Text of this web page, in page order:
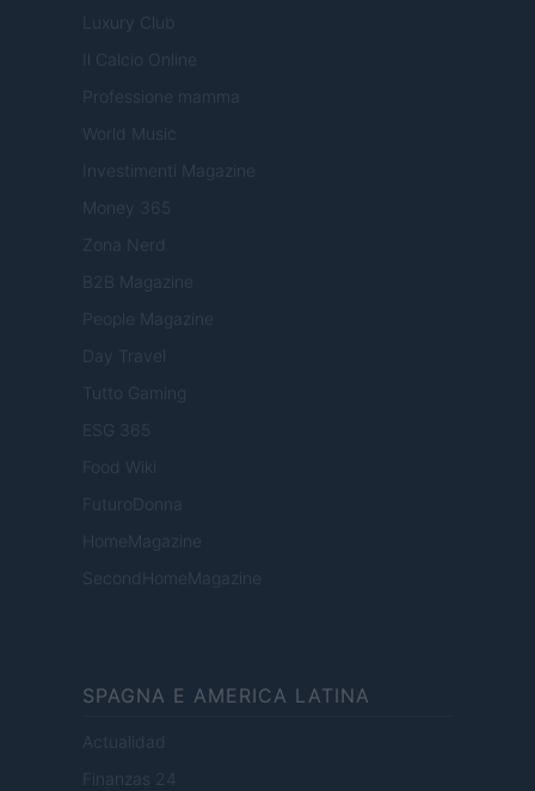
Luxury Club
Il Calcio Online
Professione mamma
World Music
Investimenti Magazine
Money 365
Zona Nerd
B2B Magazine
People Magazine
Day Travel
Tutto Gaming
ESG 365
Food Wiki
FuturoDonna
HomeMagazine
SecondHomeMagazine
SPAGNA E AMERICA LATINA
Actualidad
Finanzas 24